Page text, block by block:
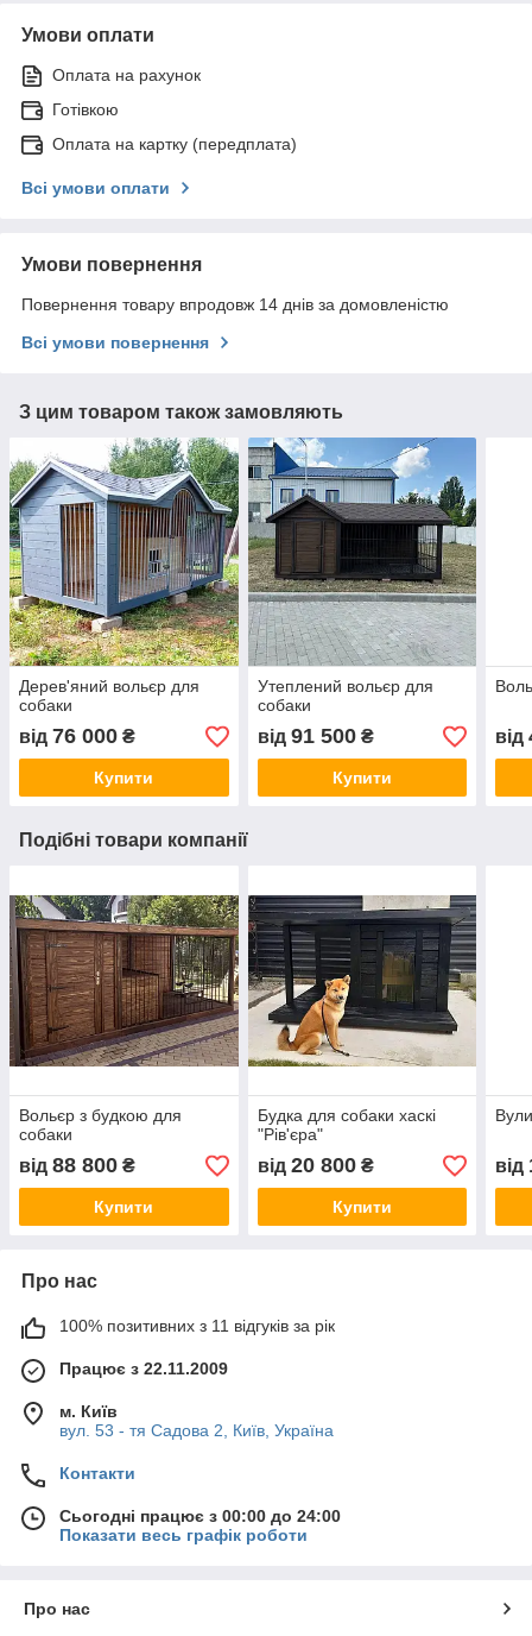
Умови оплати
Оплата на рахунок
Готівкою
Оплата на картку (передплата)
Всі умови оплати
Умови повернення
Повернення товару впродовж 14 днів за домовленістю
Всі умови повернення
З цим товаром також замовляють
Дерев'яний вольєр для
собаки
від 76 000 ₴
Купити
Утеплений вольєр для
собаки
від 91 500₴
Купити
від
Подібні товари компанії
Вольєр з будкою для
собаки
від 88 800 ₴
Купити
Будка для собаки хаскі
"Рів'єра"
від 20 800₴
Купити
від
Про нас
100% позитивних з 11 відгуків за рік
Працює з 22.11.2009
м. Київ
вул. 53 - тя Садова 2, Київ, Україна
Контакти
Сьогодні працює з 00:00 до 24:00
Показати весь графік роботи
Про нас